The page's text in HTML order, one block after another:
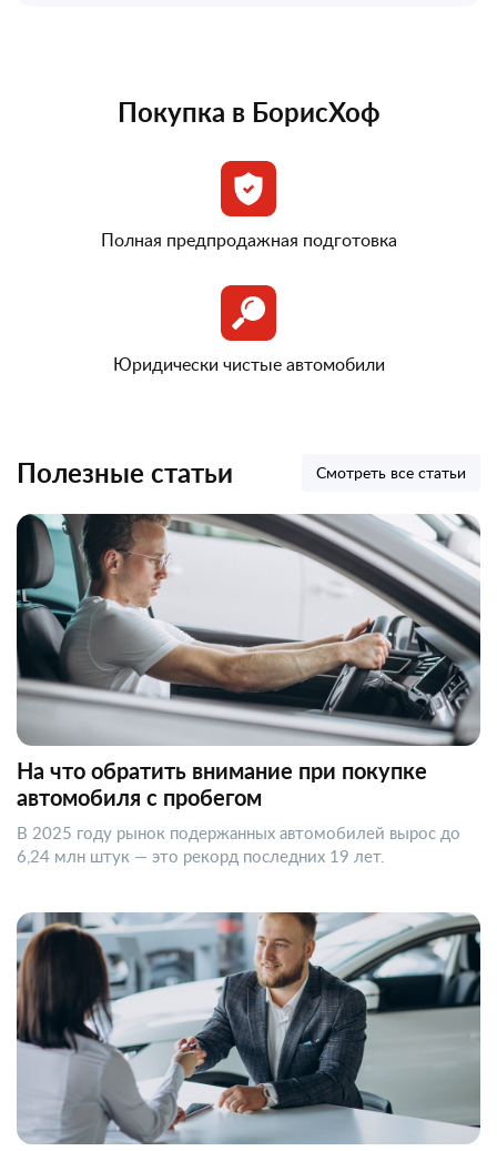
Покупка в БорисХоф
Полная предпродажная подготовка
Юридически чистые автомобили
Полезные статьи Смотреть все статьи
На что обратить внимание при покупке
автомобиля с пробегом
В 2025 году рынок подержанных автомобилей вырос до
6,24 млн штук — это рекорд последних 19 лет.